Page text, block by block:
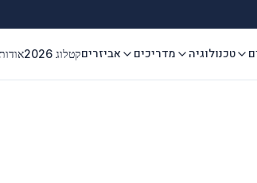
טכנולוגיה מדריכים אביזריםקטלוג 2026